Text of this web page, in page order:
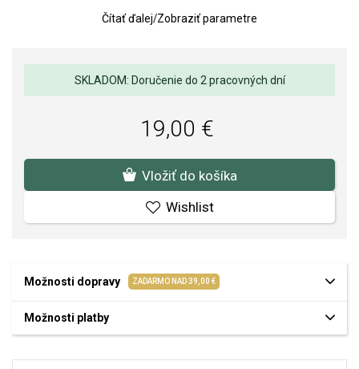
Čítať ďalej/Zobraziť parametre
SKLADOM: Doručenie do 2 pracovných dní
19,00 €
Vložiť do košíka
Wishlist
Možnosti dopravy ZADARMO NAD 39,00 €
Možnosti platby